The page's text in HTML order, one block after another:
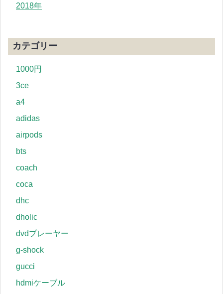
2018年
カテゴリー
1000円
3ce
a4
adidas
airpods
bts
coach
coca
dhc
dholic
dvdプレーヤー
g-shock
gucci
hdmiケーブル